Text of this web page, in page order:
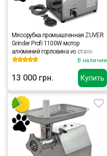
Купить
Мясорубка промышленная ZUVER
Grinder Profi 1100W мотор
алюминий горловина из стали
В наличии
13 000 грн.